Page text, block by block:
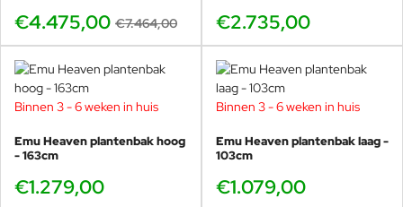
€4.475,00 €7.464,00 €2.735,00
Binnen 3 - 6 weken in huis
Emu Heaven plantenbak hoog
- 163cm
€1.279,00
Binnen 3 - 6 weken in huis
Emu Heaven plantenbak laag -
103cm
€1.079,00